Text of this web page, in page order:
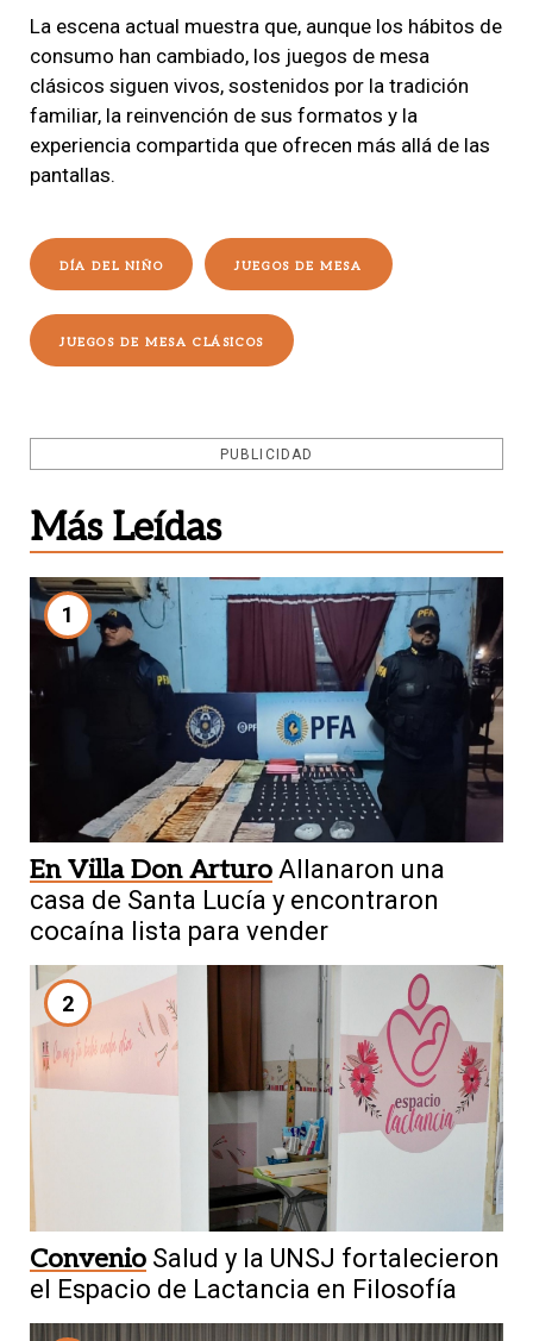
La escena actual muestra que, aunque los hábitos de
consumo han cambiado, los juegos de mesa
clásicos siguen vivos, sostenidos por la tradición
familiar, la reinvención de sus formatos y la
experiencia compartida que ofrecen más allá de las
pantallas.
DÍA DEL NIÑO JUEGOS DE MESA
JUEGOS DE MESA CLÁSICOS
PUBLICIDAD
Más Leídas
1
En Villa Don Arturo Allanaron una
casa de Santa Lucía y encontraron
cocaína lista para vender
2
Convenio Salud y la UNSJ fortalecieron
el Espacio de Lactancia en Filosofía